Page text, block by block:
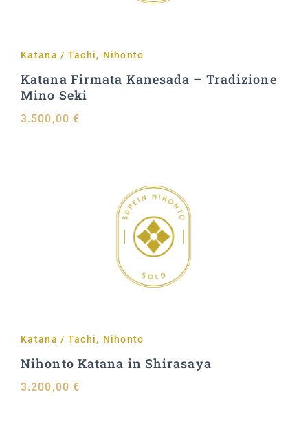
Katana / Tachi, Nihonto
Katana Firmata Kanesada – Tradizione
Mino Seki
3.500,00 €
Aggiungi al carrello
Katana / Tachi, Nihonto
Nihonto Katana in Shirasaya
3.200,00 €